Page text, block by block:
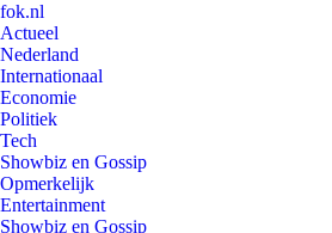
fok.nl
Actueel
Nederland
Internationaal
Economie
Politiek
Tech
Showbiz en Gossip
Opmerkelijk
Entertainment
Showbiz en Gossip